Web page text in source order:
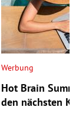
Werbung
Hot Brain
den nächsten